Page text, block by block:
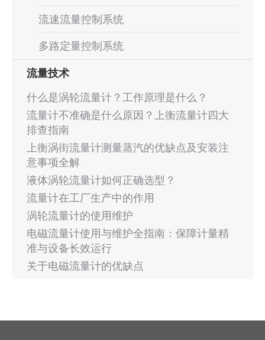
流速流量控制系统
多路定量控制系统
流量技术
什么是涡轮流量计？工作原理是什么？
流量计不准确是什么原因？上衡流量计四大
排查指南
上衡涡街流量计测量蒸汽的优缺点及安装注
意事项全解
液体涡轮流量计如何正确选型？
流量计在工厂生产中的作用
涡轮流量计的使用维护
电磁流量计使用与维护全指南：保障计量精
准与设备长效运行
关于电磁流量计的优缺点